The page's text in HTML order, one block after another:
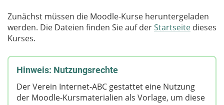
Zunächst müssen die Moodle-Kurse heruntergeladen
werden. Die Dateien finden Sie auf derStartseite dieses
Kurses.
Hinweis: Nutzungsrechte
Der Verein Internet-ABC gestattet eine Nutzung
der Moodle-Kursmaterialien als Vorlage, um diese